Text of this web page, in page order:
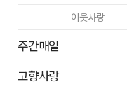
이웃사랑
주간매일
고향사랑